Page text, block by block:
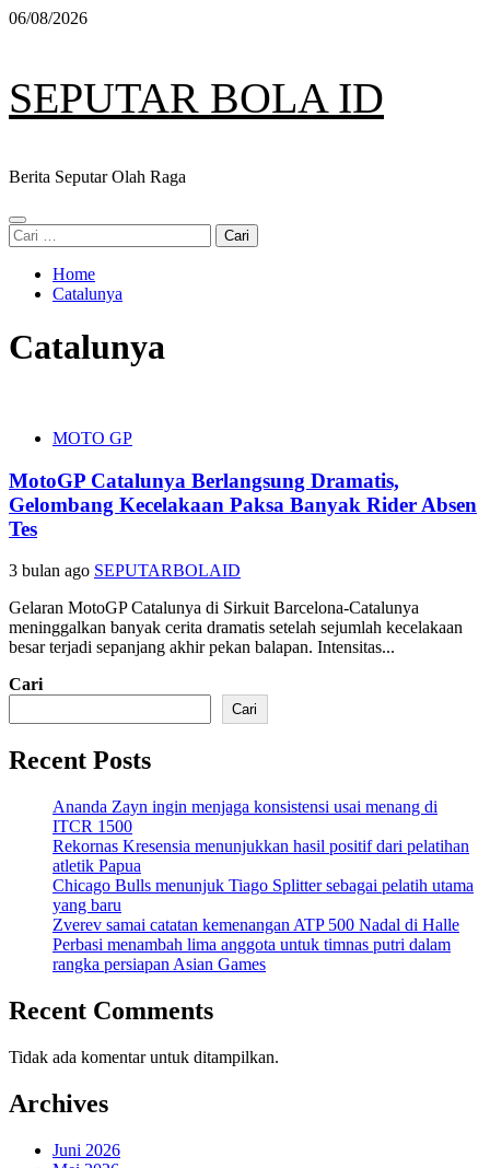
Skip
06/08/2026
SEPUTAR BOLA ID
Berita Seputar Olah Raga
Primary
Menu
Cari
untuk:
Home
Catalunya
Catalunya
MOTO GP
MotoGP Catalunya Berlangsung Dramatis,
Gelombang Kecelakaan Paksa Banyak Rider Absen
Tes
3 bulan ago SEPUTARBOLAID
Gelaran MotoGP Catalunya di Sirkuit Barcelona-Catalunya
meninggalkan banyak cerita dramatis setelah sejumlah kecelakaan
besar terjadi sepanjang akhir pekan balapan. Intensitas...
Cari
Cari
Recent Posts
Ananda Zayn ingin menjaga konsistensi usai menang di
ITCR 1500
Rekornas Kresensia menunjukkan hasil positif dari pelatihan
atletik Papua
Chicago Bulls menunjuk Tiago Splitter sebagai pelatih utama
yang baru
Zverev samai catatan kemenangan ATP 500 Nadal di Halle
Perbasi menambah lima anggota untuk timnas putri dalam
rangka persiapan Asian Games
Recent Comments
Tidak ada komentar untuk ditampilkan.
Archives
Juni 2026